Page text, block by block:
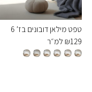
טפט מילאן דובונים בז’ 6
₪129 למ״ר